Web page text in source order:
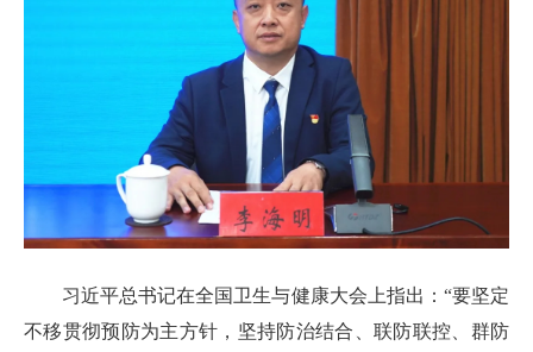
习近平总书记在全国卫生与健康大会上指出：“要坚定
不移贯彻预防为主方针，坚持防治结合、联防联控、群防